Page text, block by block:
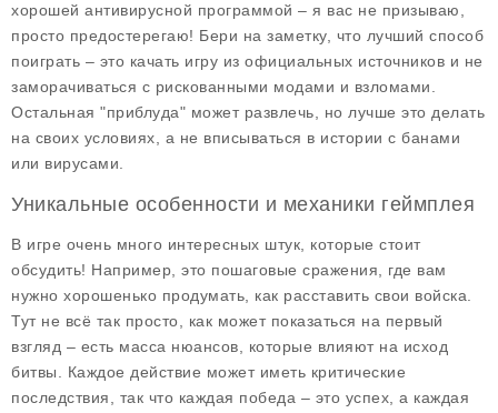
хорошей антивирусной программой – я вас не призываю,
просто предостерегаю! Бери на заметку, что лучший способ
поиграть – это качать игру из официальных источников и не
заморачиваться с рискованными модами и взломами.
Остальная "приблуда" может развлечь, но лучше это делать
на своих условиях, а не вписываться в истории с банами
или вирусами.
Уникальные особенности и механики геймплея
В игре очень много интересных штук, которые стоит
обсудить! Например, это пошаговые сражения, где вам
нужно хорошенько продумать, как расставить свои войска.
Тут не всё так просто, как может показаться на первый
взгляд – есть масса нюансов, которые влияют на исход
битвы. Каждое действие может иметь критические
последствия, так что каждая победа – это успех, а каждая